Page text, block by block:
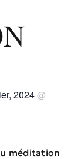
2024@
méditation